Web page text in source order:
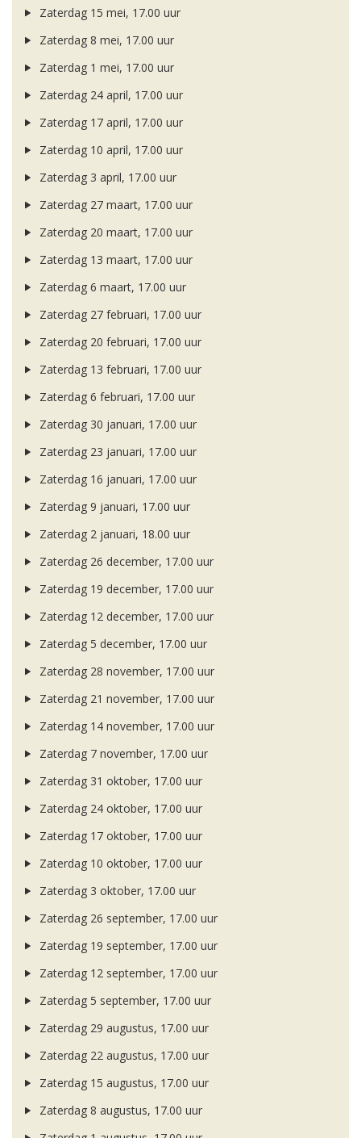
Zaterdag 15 mei, 17.00 uur
Zaterdag 8 mei, 17.00 uur
Zaterdag 1 mei, 17.00 uur
Zaterdag 24 april, 17.00 uur
Zaterdag 17 april, 17.00 uur
Zaterdag 10 april, 17.00 uur
Zaterdag 3 april, 17.00 uur
Zaterdag 27 maart, 17.00 uur
Zaterdag 20 maart, 17.00 uur
Zaterdag 13 maart, 17.00 uur
Zaterdag 6 maart, 17.00 uur
Zaterdag 27 februari, 17.00 uur
Zaterdag 20 februari, 17.00 uur
Zaterdag 13 februari, 17.00 uur
Zaterdag 6 februari, 17.00 uur
Zaterdag 30 januari, 17.00 uur
Zaterdag 23 januari, 17.00 uur
Zaterdag 16 januari, 17.00 uur
Zaterdag 9 januari, 17.00 uur
Zaterdag 2 januari, 18.00 uur
Zaterdag 26 december, 17.00 uur
Zaterdag 19 december, 17.00 uur
Zaterdag 12 december, 17.00 uur
Zaterdag 5 december, 17.00 uur
Zaterdag 28 november, 17.00 uur
Zaterdag 21 november, 17.00 uur
Zaterdag 14 november, 17.00 uur
Zaterdag 7 november, 17.00 uur
Zaterdag 31 oktober, 17.00 uur
Zaterdag 24 oktober, 17.00 uur
Zaterdag 17 oktober, 17.00 uur
Zaterdag 10 oktober, 17.00 uur
Zaterdag 3 oktober, 17.00 uur
Zaterdag 26 september, 17.00 uur
Zaterdag 19 september, 17.00 uur
Zaterdag 12 september, 17.00 uur
Zaterdag 5 september, 17.00 uur
Zaterdag 29 augustus, 17.00 uur
Zaterdag 22 augustus, 17.00 uur
Zaterdag 15 augustus, 17.00 uur
Zaterdag 8 augustus, 17.00 uur